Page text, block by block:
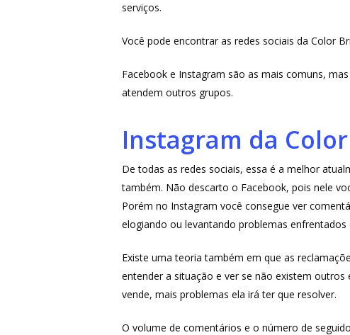
serviços.
Você pode encontrar as redes sociais da Color
Facebook e Instagram são as mais comuns,
atendem outros grupos.
Instagram da
De todas as redes sociais, essa é a melhor
também. Não descarto o Facebook, pois nele
Porém no Instagram você consegue ver
elogiando ou levantando problemas
Existe uma teoria também em que as
entender a situação e ver se não existem
vende, mais problemas ela irá ter que resolver.
O volume de comentários e o número de